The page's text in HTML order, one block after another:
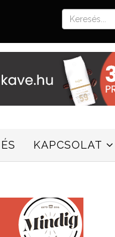
KAPCSOLAT